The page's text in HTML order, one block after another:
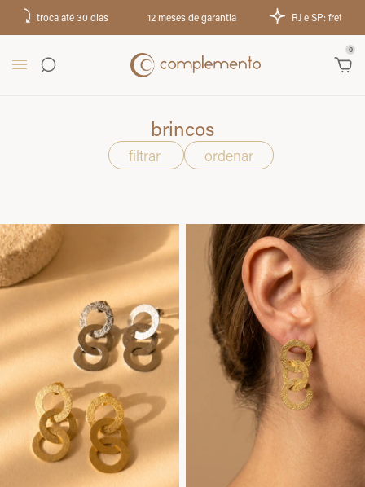
RJ e SP: frete grátis acima de R$ 199 Demais estados: frete
0
brincos
filtrar ordenar